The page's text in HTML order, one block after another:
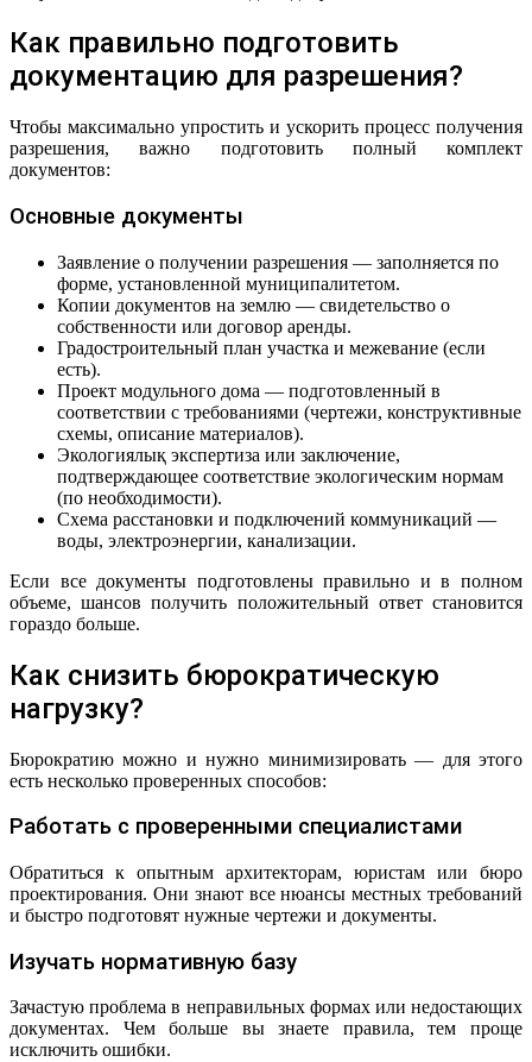
Как правильно подготовить
документацию для разрешения?
Чтобы максимально упростить и ускорить процесс получения
разрешения, важно подготовить полный комплект
документов:
Основные документы
Заявление о получении разрешения — заполняется по
форме, установленной муниципалитетом.
Копии документов на землю — свидетельство о
собственности или договор аренды.
Градостроительный план участка и межевание (если
есть).
Проект модульного дома — подготовленный в
соответствии с требованиями (чертежи, конструктивные
схемы, описание материалов).
Экологиялық экспертиза или заключение,
подтверждающее соответствие экологическим нормам
(по необходимости).
Схема расстановки и подключений коммуникаций —
воды, электроэнергии, канализации.
Если все документы подготовлены правильно и в полном
объеме, шансов получить положительный ответ становится
гораздо больше.
Как снизить бюрократическую
нагрузку?
Бюрократию можно и нужно минимизировать — для этого
есть несколько проверенных способов:
Работать с проверенными специалистами
Обратиться к опытным архитекторам, юристам или бюро
проектирования. Они знают все нюансы местных требований
и быстро подготовят нужные чертежи и документы.
Изучать нормативную базу
Зачастую проблема в неправильных формах или недостающих
документах. Чем больше вы знаете правила, тем проще
исключить ошибки.